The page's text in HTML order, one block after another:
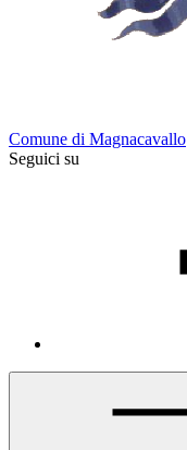
Comune di Magnacavallo
Seguici su